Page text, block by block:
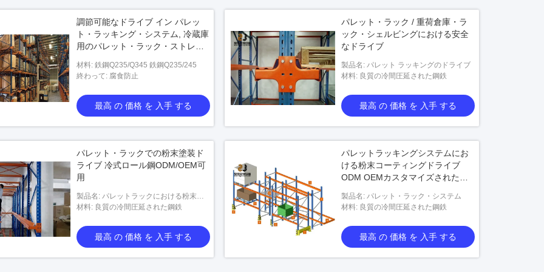
調節可能なドライブ イン パレッ
ト・ラッキング・システム, 冷蔵庫
用のパレット・ラック・ストレー
材料: 鉄鋼Q235/Q345 鉄鋼Q235/245
終わって: 腐食防止
最高 の 価格 を 入手 する
パレット・ラック / 重荷倉庫・ラ
ック・シェルビングにおける安全
なドライブ
製品名: パレット ラッキングのドライブ
材料: 良質の冷間圧延された鋼鉄
最高 の 価格 を 入手 する
パレット・ラックでの粉末塗装ド
ライブ 冷式ロール鋼ODM/OEM可
用
製品名: パレットラックにおける粉末塗
装ドライブ材料: 良質の冷間圧延された鋼鉄
最高 の 価格 を 入手 する
パレットラッキングシステムにお
ける粉末コーティングドライブ
ODM OEMカスタマイズされたサ
製品名: パレット・ラック・システム
材料: 良質の冷間圧延された鋼鉄
最高 の 価格 を 入手 する